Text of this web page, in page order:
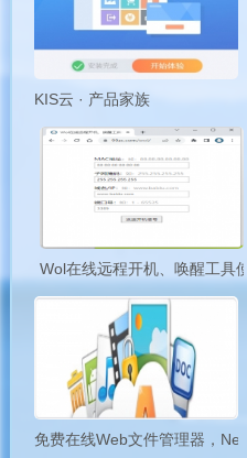
KIS云 · 产品家族
Wol在线远程开机、唤醒工具
免费在线Web文件管理器，